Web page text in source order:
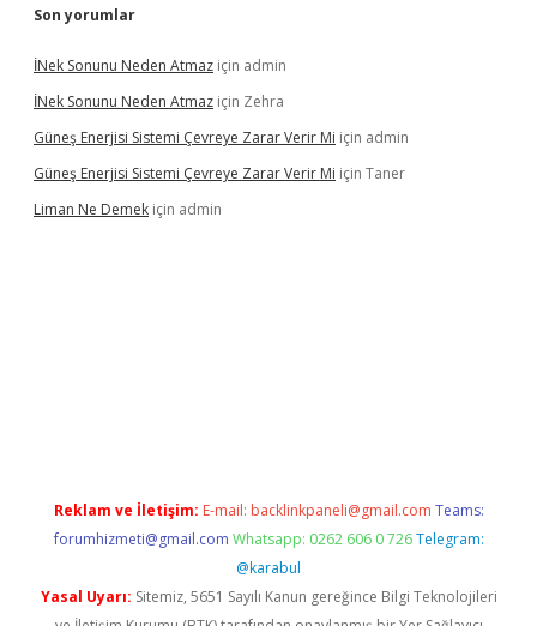
Son yorumlar
İNek Sonunu Neden Atmaz için admin
İNek Sonunu Neden Atmaz için Zehra
Güneş Enerjisi Sistemi Çevreye Zarar Verir Mi için admin
Güneş Enerjisi Sistemi Çevreye Zarar Verir Mi için Taner
Liman Ne Demek için admin
Reklam ve İletişim: E-mail: backlinkpaneli@gmail.com Teams:
forumhizmeti@gmail.com Whatsapp: 0262 606 0 726 Telegram:
@karabul
Yasal Uyarı: Sitemiz, 5651 Sayılı Kanun gereğince Bilgi Teknolojileri